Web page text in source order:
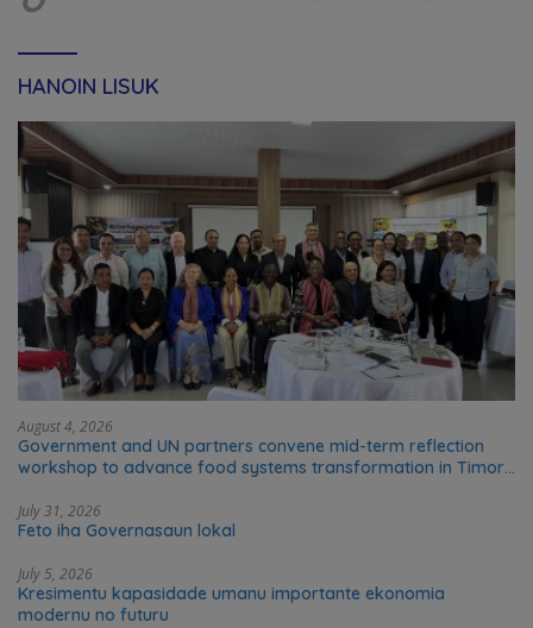
HANOIN LISUK
August 4, 2026
Government and UN partners convene mid-term reflection
workshop to advance food systems transformation in Timor-
July 31, 2026
Feto iha Governasaun lokal
July 5, 2026
Kresimentu kapasidade umanu importante ekonomia
modernu no futuru